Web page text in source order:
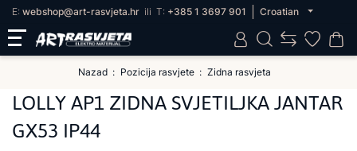
E: webshop@art-rasvjeta.hr ili T: +385 1 3697 901 Croatian
Nazad Pozicija rasvjete Zidna rasvjeta
LOLLY AP1 ZIDNA SVJETILJKA JANTAR
GX53 IP44